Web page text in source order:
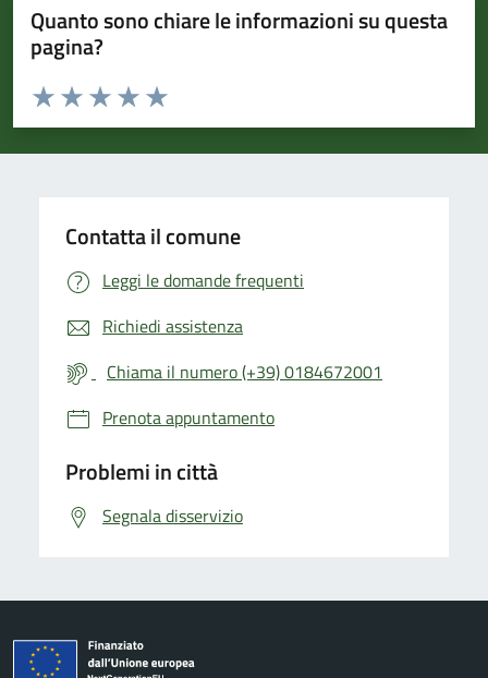
Quanto sono chiare le informazioni su questa
pagina?
Valuta da 1 a 5 stelle la pagina
Valuta 5 stelle su 5
Valuta 4 stelle su 5
Valuta 3 stelle su 5
Valuta 2 stelle su 5
Valuta 1 stelle su 5
Contatta il comune
Leggi le domande frequenti
Richiedi assistenza
Chiama il numero (+39) 0184672001
Prenota appuntamento
Problemi in città
Segnala disservizio